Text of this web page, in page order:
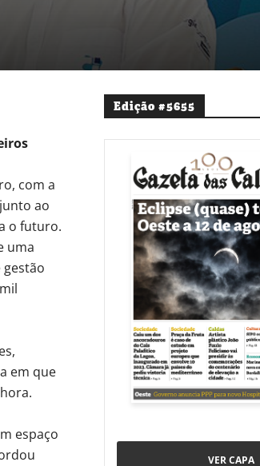
com a
ao
o futuro.
uma
em que
espaço
Edição #5655
VER CAPA